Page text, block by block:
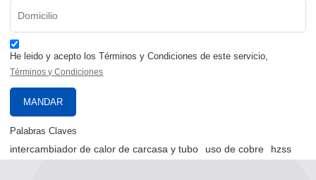
He leido y acepto los Términos y Condiciones de este servicio,
Términos y Condiciones
MANDAR
Palabras Claves
intercambiador de calor de carcasa y tubo uso de cobre hzss